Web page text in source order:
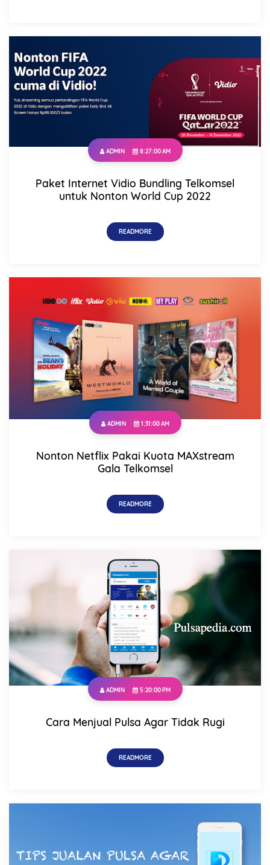
ADMIN 8:27:00 AM
Paket Internet Vidio Bundling Telkomsel
untuk Nonton World Cup 2022
READMORE
ADMIN 1:31:00 AM
Nonton Netflix Pakai Kuota MAXstream
Gala Telkomsel
READMORE
ADMIN 5:20:00 PM
Cara Menjual Pulsa Agar Tidak Rugi
READMORE
Mobile Phone Number
This order requires the WhatsApp application.